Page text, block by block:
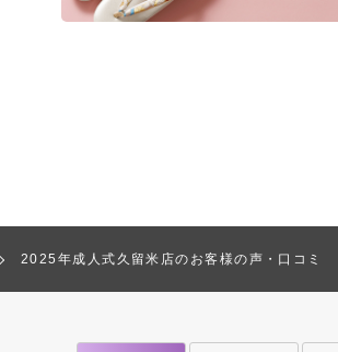
2025年成人式久留米店のお客様の声・口コミ